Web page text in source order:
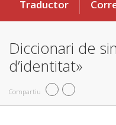
Traductor
Diccionari de
d’identitat»
Compartiu